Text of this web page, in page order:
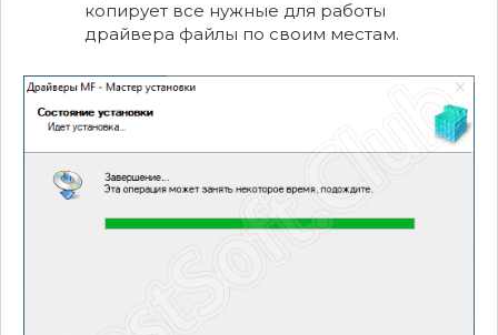
копирует все нужные для работы
драйвера файлы по своим местам.